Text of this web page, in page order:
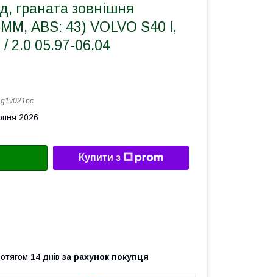
граната зовнішня
ABS: 43) VOLVO S40 I,
2.0 05.97-06.04
g1v021pc
2026
Купити з
14 днів за рахунок покупця